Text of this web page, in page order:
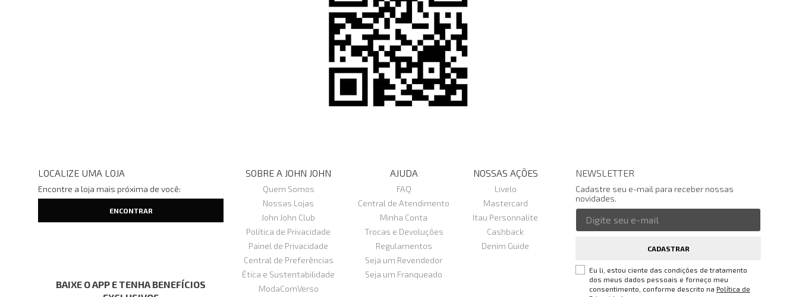
LOCALIZE UMA LOJA
Encontre a loja mais próxima de você:
BAIXE O APP E TENHA BENEFÍCIOS
SOBRE A JOHN JOHN
Quem Somos
Nossas Lojas
John John Club
Política de Privacidade
Painel de Privacidade
Central de Preferências
Ética e Sustentabilidade
ModaComVerso
AJUDA
FAQ
Central de Atendimento
Minha Conta
Trocas e Devoluções
Regulamentos
Seja um Revendedor
Seja um Franqueado
NOSSAS AÇÕES
Livelo
Mastercard
Itau Personnalite
Cashback
Denim Guide
NEWSLETTER
Cadastre seu e-mail para receber nossas
novidades.
CADASTRAR
Eu li, estou ciente das condições de tratamento
dos meus dados pessoais e forneço meu
consentimento, conforme descrito na Política de